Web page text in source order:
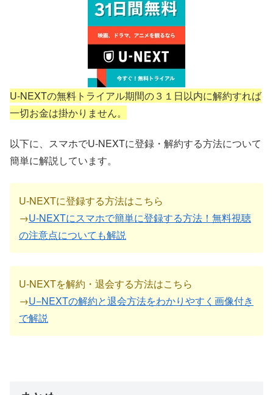
U-NEXTの無料トライアル期間の３１日以内に解約すれば
一切お金は掛かりません。
以下に、スマホでU-NEXTに登録・解約する方法について
簡単に解説しています。
U-NEXTに登録する方法はこちら
→U-NEXTにスマホで簡単に登録する方法！無料視聴
の注意点についても解説
U-NEXTを解約・退会する方法はこちら
→U−NEXTの解約と退会方法をわかりやすく画像付き
で解説